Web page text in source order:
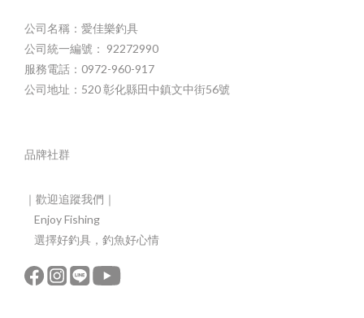
公司名稱：愛佳樂釣具
公司統一編號： 92272990
服務電話：0972-960-917
公司地址：520 彰化縣田中鎮文中街56號
品牌社群
｜歡迎追蹤我們｜
Enjoy Fishing
選擇好釣具，釣魚好心情